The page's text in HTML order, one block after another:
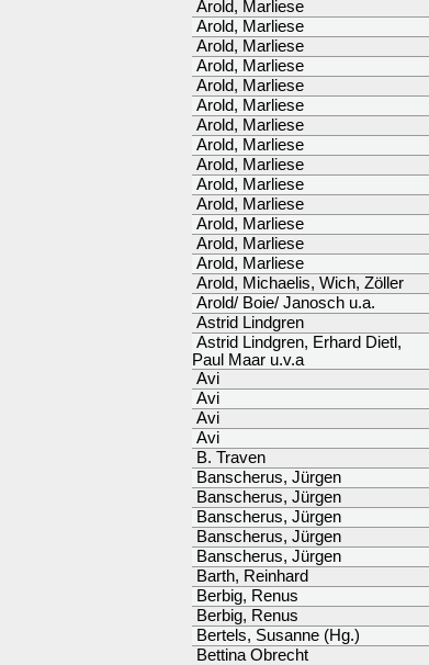
Arold, Marliese
Arold, Marliese
Arold, Marliese
Arold, Marliese
Arold, Marliese
Arold, Marliese
Arold, Marliese
Arold, Marliese
Arold, Marliese
Arold, Marliese
Arold, Marliese
Arold, Marliese
Arold, Marliese
Arold, Marliese
Arold, Michaelis, Wich, Zöller
Arold/ Boie/ Janosch u.a.
Astrid Lindgren
Astrid Lindgren, Erhard Dietl,
Paul Maar u.v.a
Avi
Avi
Avi
Avi
B. Traven
Banscherus, Jürgen
Banscherus, Jürgen
Banscherus, Jürgen
Banscherus, Jürgen
Banscherus, Jürgen
Barth, Reinhard
Berbig, Renus
Berbig, Renus
Bertels, Susanne (Hg.)
Bettina Obrecht